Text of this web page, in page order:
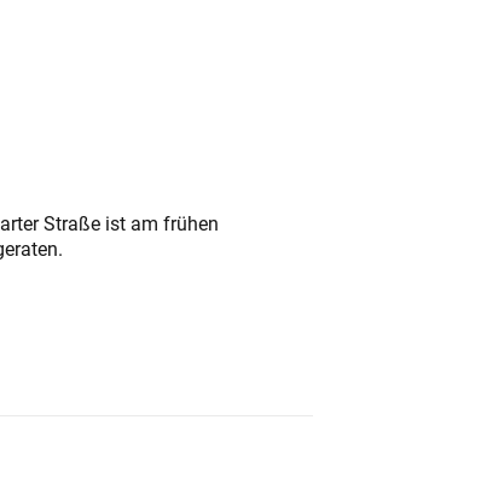
Straße ist am frühen